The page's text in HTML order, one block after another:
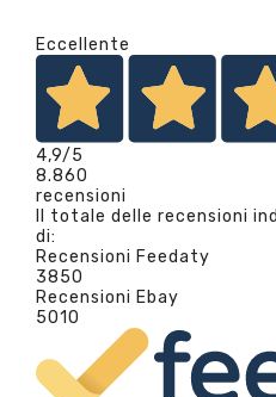
Eccellente
4,9/5
8.860
recensioni
Il totale delle recensioni
di:
Recensioni Feedaty
3850
Recensioni Ebay
5010